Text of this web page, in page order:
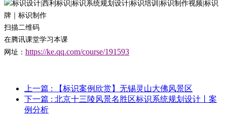
扫描二维码
在腾讯课堂学习本课
网址： https://ke.qq.com/course/191593
上一篇 : 【标识案例欣赏】无锡灵山大佛风景区
下一篇 : 北京十三陵风景名胜区标识系统规划设计丨案
例分析